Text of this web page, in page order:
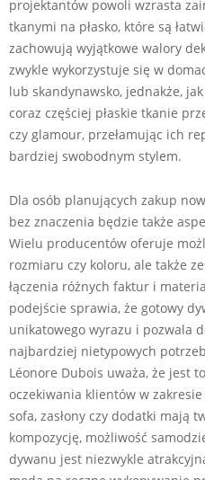
projektantów powoli wzrasta
tkanymi na płasko, które są
zachowują wyjątkowe walory
zwykle wykorzystuje się w
lub skandynawsko, jednakże,
coraz częściej płaskie tkanie
czy glamour, przełamując ich
bardziej swobodnym stylem.
Dla osób planujących zakup
bez znaczenia będzie także
Wielu producentów oferuje
rozmiaru czy koloru, ale także
łączenia różnych faktur i
podejście sprawia, że gotowy
unikatowego wyrazu i pozwala
najbardziej nietypowych
Léonore Dubois uważa, że jest
oczekiwania klientów w
sofa, zasłony czy dodatki mają
kompozycję, możliwość
dywanu jest niezwykle